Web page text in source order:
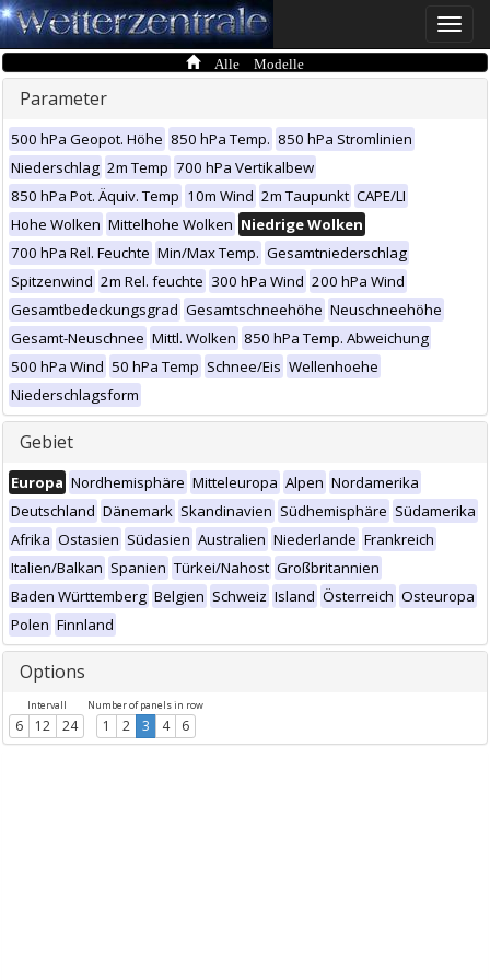
Toggle
Alle Modelle
Parameter
500 hPa Geopot. Höhe 850 hPa Temp. 850 hPa Stromlinien
Niederschlag 2m Temp 700 hPa Vertikalbew
850 hPa Pot. Äquiv. Temp 10m Wind 2m Taupunkt CAPE/LI
Hohe Wolken Mittelhohe Wolken Niedrige Wolken
700 hPa Rel. Feuchte Min/Max Temp. Gesamtniederschlag
Spitzenwind 2m Rel. feuchte 300 hPa Wind 200 hPa Wind
Gesamtbedeckungsgrad Gesamtschneehöhe Neuschneehöhe
Gesamt-Neuschnee Mittl. Wolken 850 hPa Temp. Abweichung
500 hPa Wind 50 hPa Temp Schnee/Eis Wellenhoehe
Niederschlagsform
Gebiet
Europa Nordhemisphäre Mitteleuropa Alpen Nordamerika
Deutschland Dänemark Skandinavien Südhemisphäre Südamerika
Afrika Ostasien Südasien Australien Niederlande Frankreich
Italien/Balkan Spanien Türkei/Nahost Großbritannien
Baden Württemberg Belgien Schweiz Island Österreich Osteuropa
Polen Finnland
Options
Intervall
6 12 24
Number of panels in row
1 2 3 4 6